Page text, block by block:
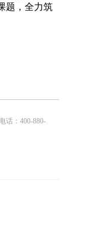
题，全力筑
话：400-880-